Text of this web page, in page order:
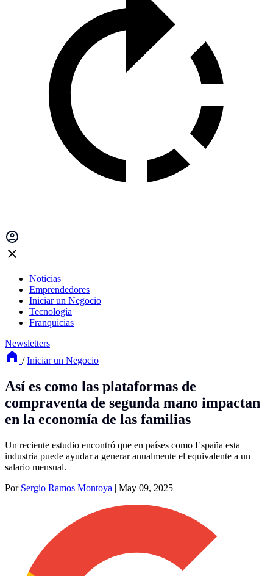
Noticias
Emprendedores
Iniciar un Negocio
Tecnología
Franquicias
Newsletters
/ Iniciar un Negocio
Así es como las plataformas de
compraventa de segunda mano impactan
en la economía de las familias
Un reciente estudio encontró que en países como España esta
industria puede ayudar a generar anualmente el equivalente a un
salario mensual.
Por Sergio Ramos Montoya | May 09, 2025